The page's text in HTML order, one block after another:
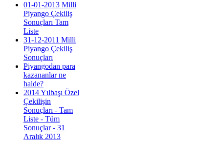
01-01-2013 Milli
Piyango Çekiliş
Sonuçları Tam
Liste
31-12-2011 Milli
Piyango Çekiliş
Sonuçları
Piyangodan para
kazananlar ne
halde?
2014 Yılbaşı Özel
Çekilişin
Sonuçları - Tam
Liste - Tüm
Sonuçlar - 31
Aralık 2013